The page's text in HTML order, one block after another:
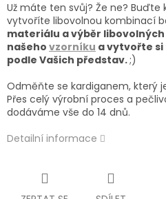
Už máte ten svůj? Že ne? Buďte
vytvoříte libovolnou kombinací
materiálu a výběr
našeho vzorníku avytvořte si
podle Vašich představ.;)
Odměňte se kardiganem, který
Přes celý výrobní proces a
dodáváme vše do 14 dnů.
Detailní informace